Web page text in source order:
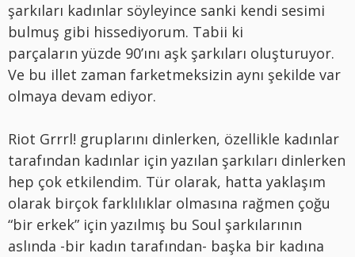
şarkıları kadınlar söyleyince sanki kendi sesimi
bulmuş gibi hissediyorum. Tabii ki
parçaların yüzde 90’ını aşk şarkıları oluşturuyor.
Ve bu illet zaman farketmeksizin aynı şekilde var
olmaya devam ediyor.
Riot Grrrl! gruplarını dinlerken, özellikle kadınlar
tarafından kadınlar için yazılan şarkıları dinlerken
hep çok etkilendim. Tür olarak, hatta yaklaşım
olarak birçok farklılıklar olmasına rağmen çoğu
“bir erkek” için yazılmış bu Soul şarkılarının
aslında -bir kadın tarafından- başka bir kadına